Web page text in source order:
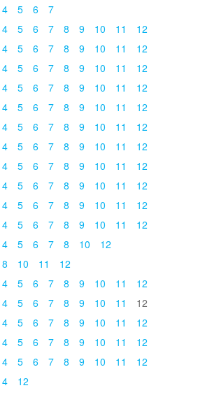
4 5 6
7
4 5 6 7 8 9 10 11
12
4 5 6 7 8 9 10 11
12
4 5 6 7 8 9 10 11
12
4 5 6 7 8 9 10 11
12
4 5 6 7 8 9 10 11
12
4 5 6 7 8 9 10 11
12
4 5 6 7 8 9 10 11
12
4 5 6 7 8 9 10 11
12
4 5 6 7 8 9 10 11
12
4 5 6 7 8 9 10 11
12
4 5 6 7 8 9 10 11
12
4 5 6 7 8 10
12
8 10 11
12
4 5 6 7 8 9 10 11
12
4 5 6 7 8 9 10 11
12
4 5 6 7 8 9 10 11
12
4 5 6 7 8 9 10 11
12
4 5 6 7 8 9 10 11
12
4 12